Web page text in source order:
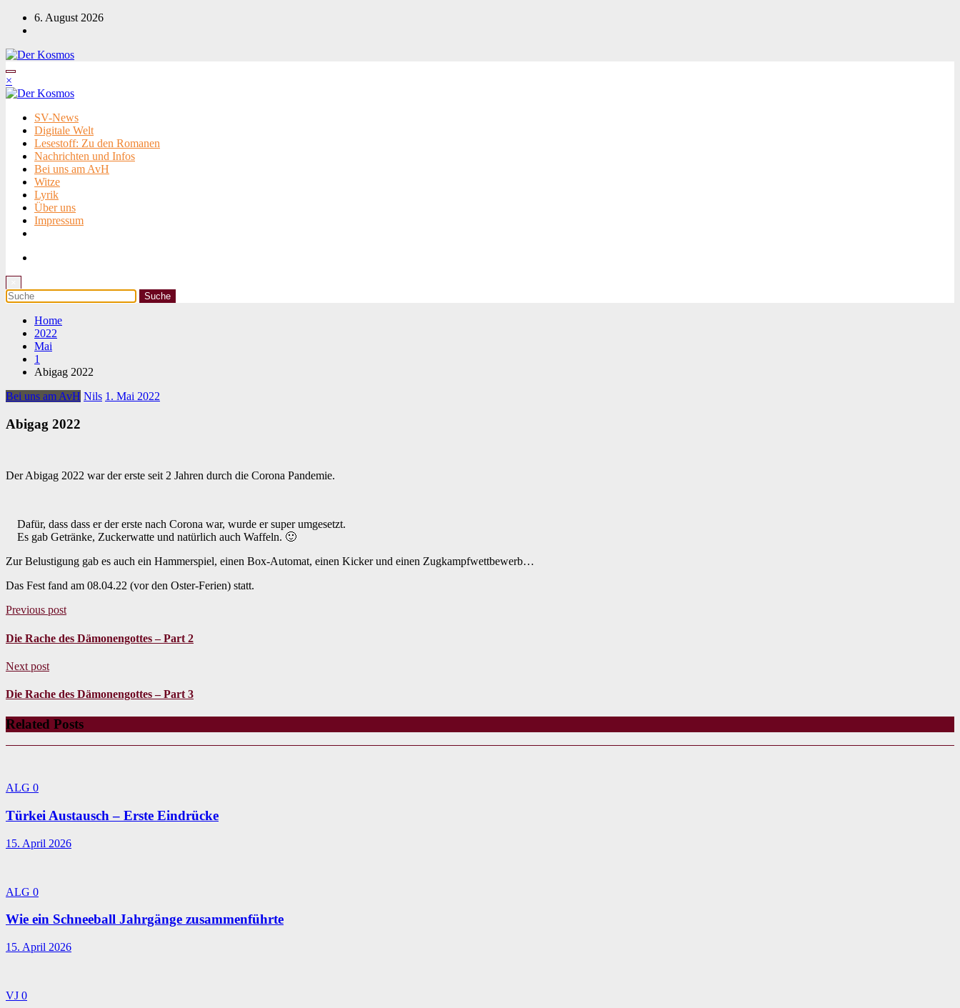
Zum
Inhalt
6. August 2026
×
SV-News
Digitale Welt
Lesestoff: Zu den Romanen
Nachrichten und Infos
Bei uns am AvH
Witze
Lyrik
Über uns
Impressum
Home
2022
Mai
1
Abigag 2022
Bei uns am AvH Nils 1. Mai 2022
Abigag 2022
Der Abigag 2022 war der erste seit 2 Jahren durch die Corona Pandemie.
Dafür, dass dass er der erste nach Corona war, wurde er super umgesetzt.
Es gab Getränke, Zuckerwatte und natürlich auch Waffeln. 🙂
Zur Belustigung gab es auch ein Hammerspiel, einen Box-Automat, einen Kicker und einen Zugkampfwettbewerb…
Das Fest fand am 08.04.22 (vor den Oster-Ferien) statt.
Previous post
Die Rache des Dämonengottes – Part 2
Next post
Die Rache des Dämonengottes – Part 3
Related Posts
ALG 0
Türkei Austausch – Erste Eindrücke
15. April 2026
ALG 0
Wie ein Schneeball Jahrgänge zusammenführte
15. April 2026
VJ 0